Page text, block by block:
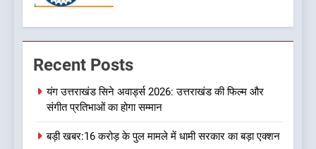
7
कांग्रेस की कार्यकारिणी का शुभ मुहूर्त,
उत्तराखण्ड
बड़ी खबर: मुख्यमंत्री पुष्कर सिंह धामी
Recent Posts
यंग उत्तराखंड सिने अवार्ड्स 2026: उत्तराखंड की फिल्म और
संगीत प्रतिभाओं का होगा सम्मान
बड़ी खबर:16 करोड़ के पुल मामले में धामी सरकार का बड़ा एक्शन